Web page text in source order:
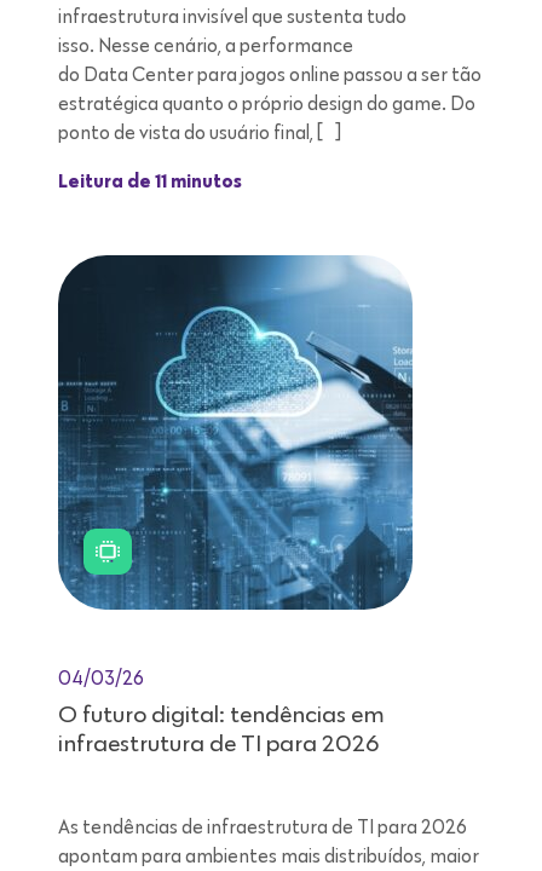
infraestrutura invisível que sustenta tudo
isso. Nesse cenário, a performance
do Data Center para jogos online passou a ser tão
estratégica quanto o próprio design do game. Do
ponto de vista do usuário final, […]
Leitura de 11 minutos
04/03/26
O futuro digital: tendências em
infraestrutura de TI para 2026
As tendências de infraestrutura de TI para 2026
apontam para ambientes mais distribuídos, maior